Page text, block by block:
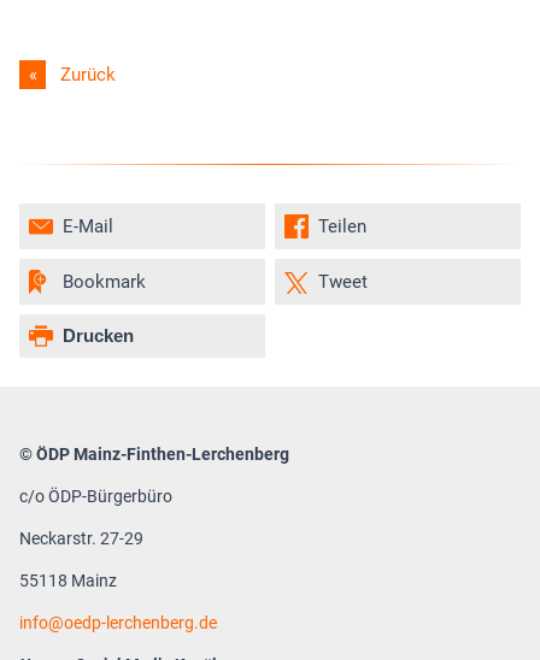
Zurück
Teilen
Tweet
E-Mail
Bookmark
Drucken
© ÖDP Mainz-Finthen-Lerchenberg
c/o ÖDP-Bürgerbüro
Neckarstr. 27-29
55118 Mainz
info oedp-lerchenberg.de